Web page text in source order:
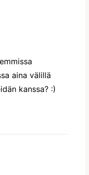
aina välillä
kanssa? :)